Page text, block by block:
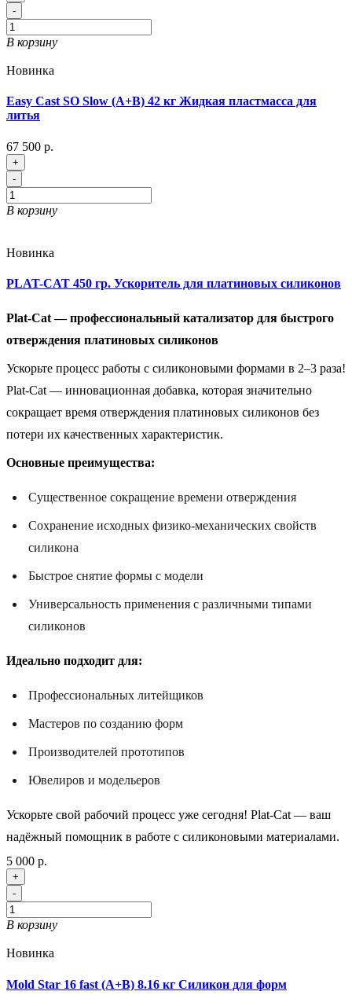
-
В корзину
Новинка
Easy Cast SO Slow (A+B) 42 кг Жидкая пластмасса для
литья
67 500 р.
+
-
В корзину
Новинка
PLAT-CAT 450 гр. Ускоритель для платиновых силиконов
Plat-Cat — профессиональный катализатор для быстрого
отверждения платиновых силиконов
Ускорьте процесс работы с силиконовыми формами в 2–3 раза!
Plat-Cat — инновационная добавка, которая значительно
сокращает время отверждения платиновых силиконов без
потери их качественных характеристик.
Основные преимущества:
Существенное сокращение времени отверждения
Сохранение исходных физико-механических свойств
силикона
Быстрое снятие формы с модели
Универсальность применения с различными типами
силиконов
Идеально подходит для:
Профессиональных литейщиков
Мастеров по созданию форм
Производителей прототипов
Ювелиров и модельеров
Ускорьте свой рабочий процесс уже сегодня! Plat-Cat — ваш
надёжный помощник в работе с силиконовыми материалами.
5 000 р.
+
-
В корзину
Новинка
Mold Star 16 fast (A+B) 8.16 кг Силикон для форм